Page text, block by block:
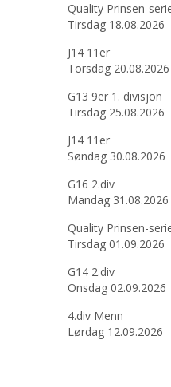
Quality Prinsen-
Tirsdag 18.08.2026
J14 11er
Torsdag 20.08.2026
G13 9er 1. divisjon
Tirsdag 25.08.2026
J14 11er
Søndag 30.08.2026
G16 2.div
Mandag 31.08.2026
Quality Prinsen-
Tirsdag 01.09.2026
G14 2.div
Onsdag 02.09.2026
4.div Menn
Lørdag 12.09.2026